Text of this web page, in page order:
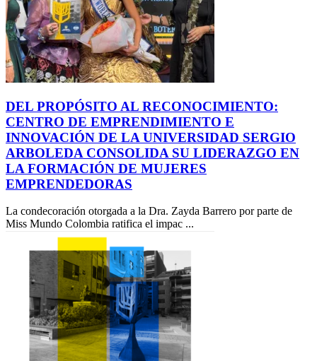
DEL PROPÓSITO AL RECONOCIMIENTO:
CENTRO DE EMPRENDIMIENTO E
INNOVACIÓN DE LA UNIVERSIDAD SERGIO
ARBOLEDA CONSOLIDA SU LIDERAZGO EN
LA FORMACIÓN DE MUJERES
EMPRENDEDORAS
La condecoración otorgada a la Dra. Zayda Barrero por parte de
Miss Mundo Colombia ratifica el impac ...